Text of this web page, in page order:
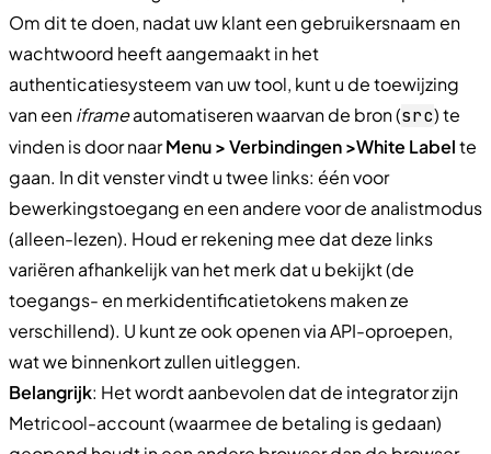
Om dit te doen, nadat uw klant een gebruikersnaam en
wachtwoord heeft aangemaakt in het
authenticatiesysteem van uw tool, kunt u de toewijzing
van eeniframeautomatiseren waarvan de bron (src) te
vinden is door naarMenu > Verbindingen >White Labelte
gaan. In dit venster vindt u twee links: één voor
bewerkingstoegang en een andere voor de analistmodus
(alleen-lezen). Houd er rekening mee dat deze links
variëren afhankelijk van het merk dat u bekijkt (de
toegangs- en merkidentificatietokens maken ze
verschillend). U kunt ze ook openen via API-oproepen,
wat we binnenkort zullen uitleggen.
Belangrijk: Het wordt aanbevolen dat de integrator zijn
Metricool-account (waarmee de betaling is gedaan)